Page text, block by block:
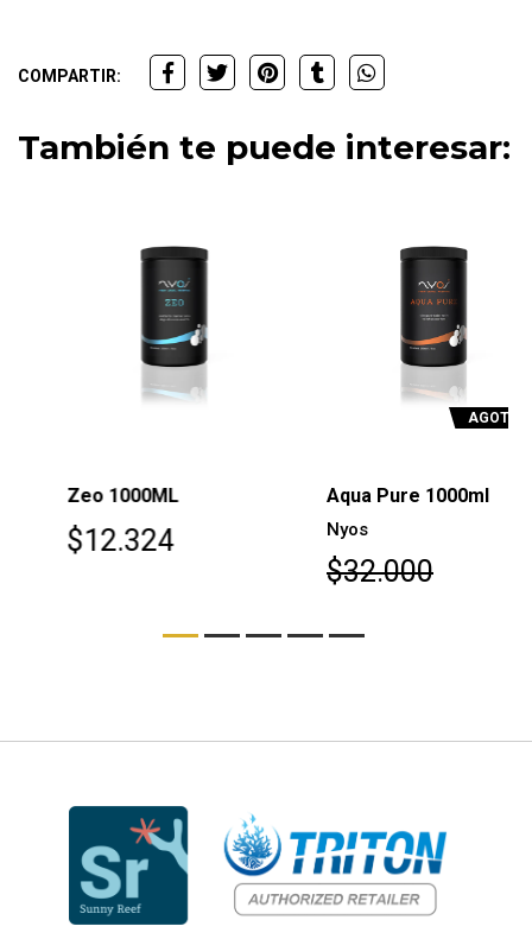
COMPARTIR:
También te puede interesar:
Zeo 1000ML
$12.324
AGOTADO
Aqua Pure 1000ml
$32.000